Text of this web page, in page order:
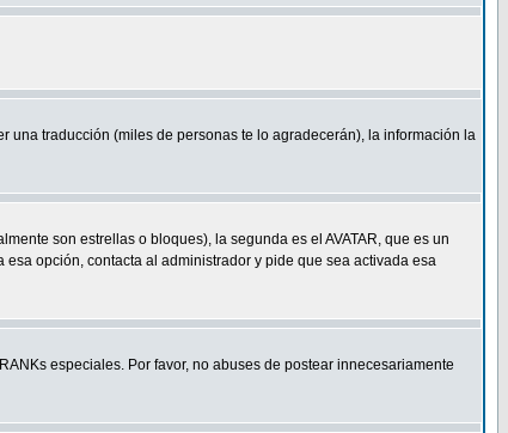
una traducción (miles de personas te lo agradecerán), la información la
son estrellas o bloques), la segunda es el AVATAR, que es un
opción, contacta al administrador y pide que sea activada esa
especiales. Por favor, no abuses de postear innecesariamente